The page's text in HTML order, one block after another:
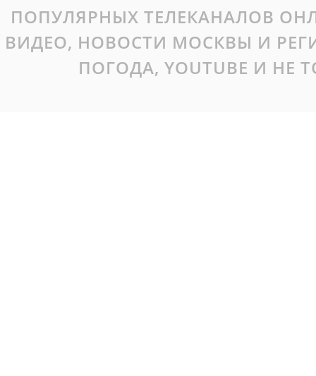
ПОПУЛЯРНЫХ ТЕЛЕКАНАЛОВ
ВИДЕО, НОВОСТИ МОСКВЫ И
ПОГОДА, YOUTUBE И